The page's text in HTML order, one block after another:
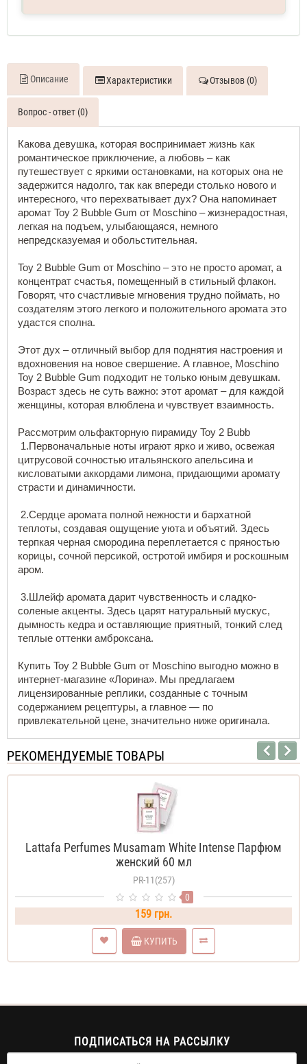
парфюмированный
Описание Характеристики Отзывов (0)
Вопрос - ответ (0)
Какова девушка, которая воспринимает жизнь как
романтическое приключение, а любовь – как
путешествует с яркими остановками, на которых она не
задержится надолго, так как впереди столько нового и
интересного, что перехватывает дух? Она напоминает
аромат Toy 2 Bubble Gum от Moschino – жизнерадостная,
легкая на подъем, улыбающаяся, немного
непредсказуемая и обольстительная.
Toy 2 Bubble Gum от Moschino – это не просто аромат, а
концентрат счастья, помещенный в стильный флакон.
Говорят, что счастливые мгновения трудно поймать, но
создателям этого легкого и положительного аромата это
удастся сполна.
Этот дух – отличный выбор для поднятия настроения и
вдохновения на новое свершение. А главное, Moschino
Toy 2 Bubble Gum подходит не только юным девушкам.
Возраст здесь не суть важно: этот аромат – для каждой
женщины, которая влюблена и чувствует взаимность.
Рассмотрим ольфакторную пирамиду Toy 2 Bubb
цитрусовой сочностью итальянского апельсина и
кисловатыми аккордами лимона, придающими аромату
страсти и динамичности.
теплоты, создавая ощущение уюта и объятий. Здесь
терпкая черная смородина переплетается с пряностью
корицы, сочной персикой, остротой имбиря и роскошным
аром.
соленые акценты. Здесь царят натуральный мускус,
дымность кедра и оставляющие приятный, тонкий след
теплые оттенки амброксана.
Купить Toy 2 Bubble Gum от Moschino выгодно можно в
интернет-магазине «Лорина». Мы предлагаем
лицензированные реплики, созданные с точным
содержанием рецептуры, а главное — по
привлекательной цене, значительно ниже оригинала.
РЕКОМЕНДУЕМЫЕ ТОВАРЫ
Lattafa Perfumes Musamam White Intense Парфюм
женский 60 мл
PR-11(257)
0
159 грн.
КУПИТЬ
ПОДПИСАТЬСЯ НА РАССЫЛКУ